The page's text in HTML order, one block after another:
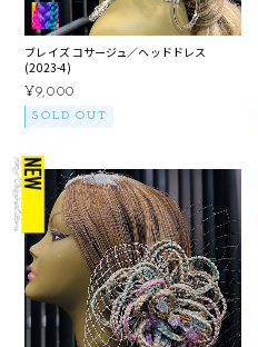
ブレイズ コサージュ／ヘッドドレス
(2023-4)
¥9,000
SOLD OUT